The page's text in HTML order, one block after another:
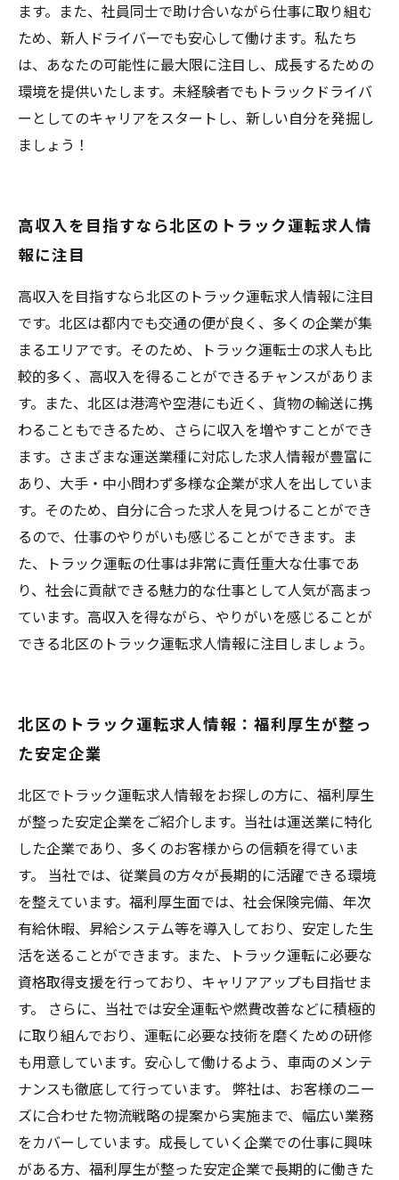
ます。また、社員同士で助け合いながら仕事に取り組む
ため、新人ドライバーでも安心して働けます。私たち
は、あなたの可能性に最大限に注目し、成長するための
環境を提供いたします。未経験者でもトラックドライバ
ーとしてのキャリアをスタートし、新しい自分を発掘し
ましょう！
高収入を目指すなら北区のトラック運転求人情
報に注目
高収入を目指すなら北区のトラック運転求人情報に注目
です。北区は都内でも交通の便が良く、多くの企業が集
まるエリアです。そのため、トラック運転士の求人も比
較的多く、高収入を得ることができるチャンスがありま
す。また、北区は港湾や空港にも近く、貨物の輸送に携
わることもできるため、さらに収入を増やすことができ
ます。さまざまな運送業種に対応した求人情報が豊富に
あり、大手・中小問わず多様な企業が求人を出していま
す。そのため、自分に合った求人を見つけることができ
るので、仕事のやりがいも感じることができます。ま
た、トラック運転の仕事は非常に責任重大な仕事であ
り、社会に貢献できる魅力的な仕事として人気が高まっ
ています。高収入を得ながら、やりがいを感じることが
できる北区のトラック運転求人情報に注目しましょう。
北区のトラック運転求人情報：福利厚生が整っ
た安定企業
北区でトラック運転求人情報をお探しの方に、福利厚生
が整った安定企業をご紹介します。当社は運送業に特化
した企業であり、多くのお客様からの信頼を得ていま
す。 当社では、従業員の方々が長期的に活躍できる環境
を整えています。福利厚生面では、社会保険完備、年次
有給休暇、昇給システム等を導入しており、安定した生
活を送ることができます。また、トラック運転に必要な
資格取得支援を行っており、キャリアアップも目指せま
す。 さらに、当社では安全運転や燃費改善などに積極的
に取り組んでおり、運転に必要な技術を磨くための研修
も用意しています。安心して働けるよう、車両のメンテ
ナンスも徹底して行っています。 弊社は、お客様のニー
ズに合わせた物流戦略の提案から実施まで、幅広い業務
をカバーしています。成長していく企業での仕事に興味
がある方、福利厚生が整った安定企業で長期的に働きた